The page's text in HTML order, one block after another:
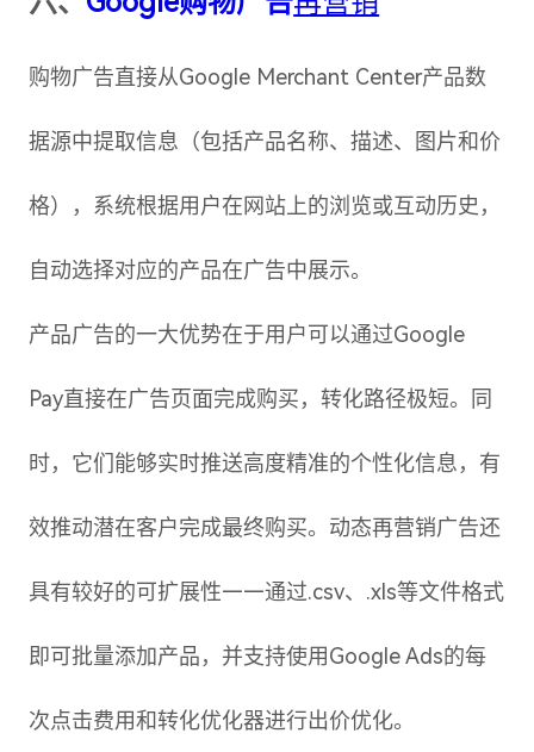
购物广告直接从Google Merchant Center产品数
据源中提取信息（包括产品名称、描述、图片和价
格），系统根据用户在网站上的浏览或互动历史，
自动选择对应的产品在广告中展示。
产品广告的一大优势在于用户可以通过Google
Pay直接在广告页面完成购买，转化路径极短。同
时，它们能够实时推送高度精准的个性化信息，有
效推动潜在客户完成最终购买。动态再营销广告还
具有较好的可扩展性——通过.csv、.xls等文件格式
即可批量添加产品，并支持使用Google Ads的每
次点击费用和转化优化器进行出价优化。